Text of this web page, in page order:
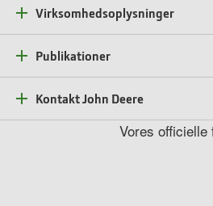
Virksomhedsoplysninger
Publikationer
Kontakt John Deere
Vores officielle